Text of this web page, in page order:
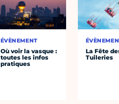
ÉVÈNEMENT
Où voir la vasque :
toutes les infos
pratiques
La Fête
Tuileries